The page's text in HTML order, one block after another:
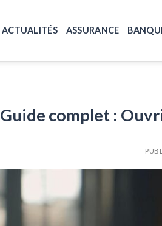
ACTUALITÉS ASSURANCE
Guide complet :